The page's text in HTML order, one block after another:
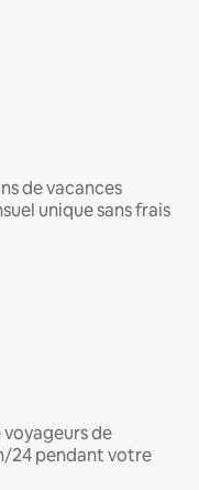
de vacances
unique sans frais
de
24 pendant votre